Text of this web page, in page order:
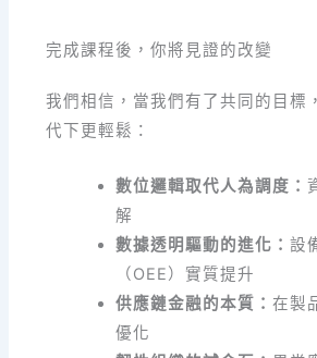
完成課程後，你將見證的改變
我們相信，當我們有了共同的目標
代下更輕鬆：
數位邏輯取代人為調度：
解
數據透明驅動的進化：設
（OEE）實質提升
供應鏈金融的本質：在製
優化